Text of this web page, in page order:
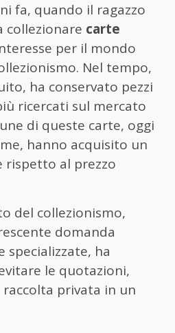
fa, quando il ragazzo
collezionare carte
per il mondo
Nel tempo,
ha conservato pezzi
ricercati sul mercato
di queste carte, oggi
hanno acquisito un
rispetto al prezzo
del collezionismo,
domanda
specializzate, ha
le quotazioni,
privata in un